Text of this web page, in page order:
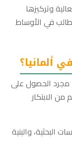
وتركيزها
في الأوساط
ألمانيا؟
مجرد الحصول على
الابتكار
البحثية، والبنية